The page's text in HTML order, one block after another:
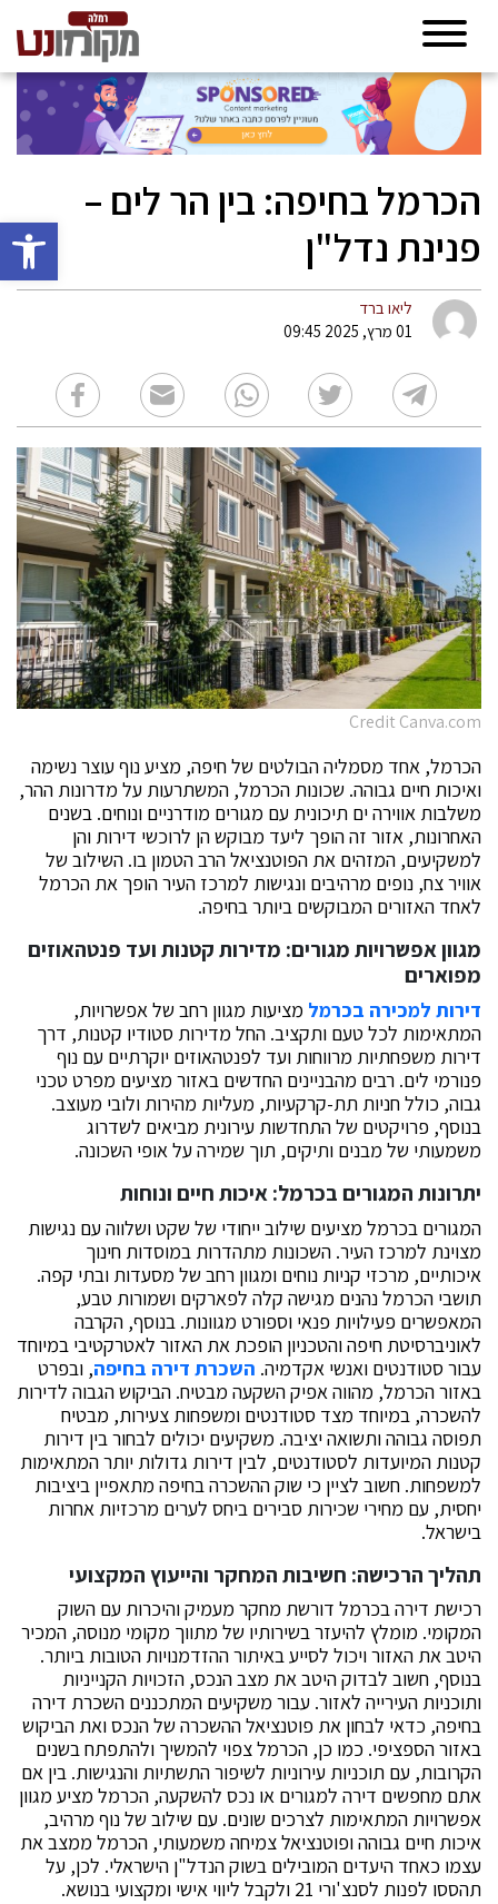
פתח
הכרמל בחיפה: בין הר לים –
פנינת נדל"ן
ליאו ברד
01 מרץ, 2025 09:45
Credit Canva.com
הכרמל, אחד מסמליה הבולטים של חיפה, מציע נוף עוצר נשימה
ואיכות חיים גבוהה. שכונות הכרמל, המשתרעות על מדרונות ההר,
משלבות אווירה ים תיכונית עם מגורים מודרניים ונוחים. בשנים
האחרונות, אזור זה הופך ליעד מבוקש הן לרוכשי דירות והן
למשקיעים, המזהים את הפוטנציאל הרב הטמון בו. השילוב של
אוויר צח, נופים מרהיבים ונגישות למרכז העיר הופך את הכרמל
לאחד האזורים המבוקשים ביותר בחיפה.
מגוון אפשרויות מגורים: מדירות קטנות ועד פנטהאוזים
מפוארים
דירות למכירה בכרמל מציעות מגוון רחב של אפשרויות,
המתאימות לכל טעם ותקציב. החל מדירות סטודיו קטנות, דרך
דירות משפחתיות מרווחות ועד לפנטהאוזים יוקרתיים עם נוף
פנורמי לים. רבים מהבניינים החדשים באזור מציעים מפרט טכני
גבוה, כולל חניות תת-קרקעיות, מעליות מהירות ולובי מעוצב.
בנוסף, פרויקטים של התחדשות עירונית מביאים לשדרוג
משמעותי של מבנים ותיקים, תוך שמירה על אופי השכונה.
יתרונות המגורים בכרמל: איכות חיים ונוחות
המגורים בכרמל מציעים שילוב ייחודי של שקט ושלווה עם נגישות
מצוינת למרכז העיר. השכונות מתהדרות במוסדות חינוך
איכותיים, מרכזי קניות נוחים ומגוון רחב של מסעדות ובתי קפה.
תושבי הכרמל נהנים מגישה קלה לפארקים ושמורות טבע,
המאפשרים פעילויות פנאי וספורט מגוונות. בנוסף, הקרבה
לאוניברסיטת חיפה והטכניון הופכת את האזור לאטרקטיבי במיוחד
עבור סטודנטים ואנשי אקדמיה. השכרת דירה בחיפה, ובפרט
באזור הכרמל, מהווה אפיק השקעה מבטיח. הביקוש הגבוה לדירות
להשכרה, במיוחד מצד סטודנטים ומשפחות צעירות, מבטיח
תפוסה גבוהה ותשואה יציבה. משקיעים יכולים לבחור בין דירות
קטנות המיועדות לסטודנטים, לבין דירות גדולות יותר המתאימות
למשפחות. חשוב לציין כי שוק ההשכרה בחיפה מתאפיין ביציבות
יחסית, עם מחירי שכירות סבירים ביחס לערים מרכזיות אחרות
בישראל.
תהליך הרכישה: חשיבות המחקר והייעוץ המקצועי
רכישת דירה בכרמל דורשת מחקר מעמיק והיכרות עם השוק
המקומי. מומלץ להיעזר בשירותיו של מתווך מקומי מנוסה, המכיר
היטב את האזור ויכול לסייע באיתור ההזדמנויות הטובות ביותר.
בנוסף, חשוב לבדוק היטב את מצב הנכס, הזכויות הקנייניות
ותוכניות העירייה לאזור. עבור משקיעים המתכננים השכרת דירה
בחיפה, כדאי לבחון את פוטנציאל ההשכרה של הנכס ואת הביקוש
באזור הספציפי. כמו כן, הכרמל צפוי להמשיך ולהתפתח בשנים
הקרובות, עם תוכניות עירוניות לשיפור התשתיות והנגישות. בין אם
אתם מחפשים דירה למגורים או נכס להשקעה, הכרמל מציע מגוון
אפשרויות המתאימות לצרכים שונים. עם שילוב של נוף מרהיב,
איכות חיים גבוהה ופוטנציאל צמיחה משמעותי, הכרמל ממצב את
עצמו כאחד היעדים המובילים בשוק הנדל"ן הישראלי. לכן, על
תהססו לפנות לסנצ'ורי 21 ולקבל ליווי אישי ומקצועי בנושא.